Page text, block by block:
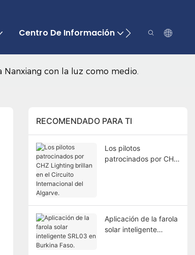
Centro De Información Contáctenos
con la luz como medio.
RECOMENDADO PARA TI
Los pilotos
patrocinados por CHZ
Aplicación de la farola
solar inteligente